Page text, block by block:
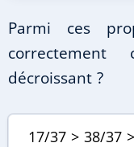
Parmi ces
décroissant ?
17/37 > 38/37